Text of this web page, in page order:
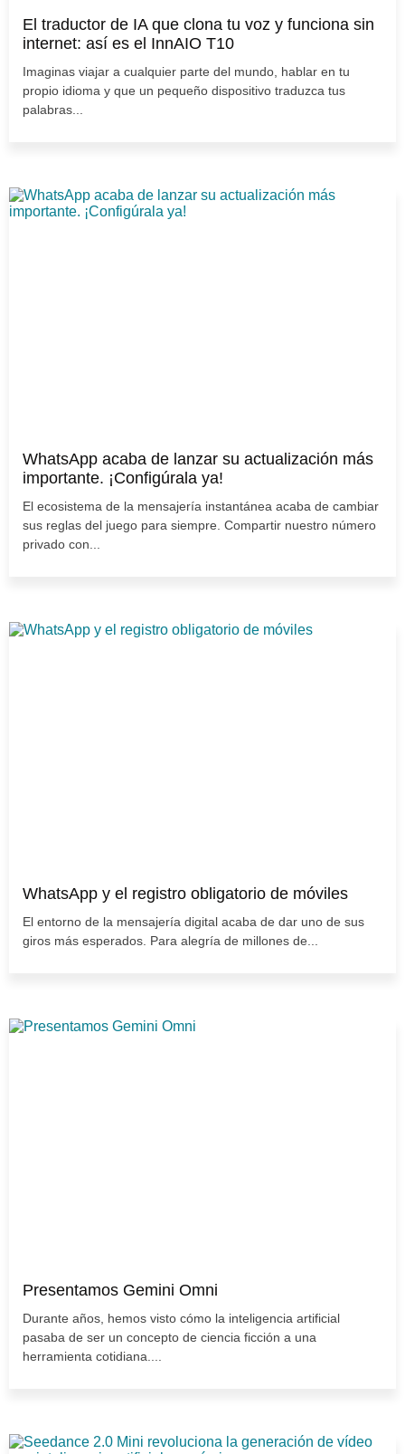
El traductor de IA que clona tu voz y funciona sin
internet: así es el InnAIO T10
Imaginas viajar a cualquier parte del mundo, hablar en tu
propio idioma y que un pequeño dispositivo traduzca tus
palabras...
WhatsApp acaba de lanzar su actualización más
importante. ¡Configúrala ya!
El ecosistema de la mensajería instantánea acaba de cambiar
sus reglas del juego para siempre. Compartir nuestro número
privado con...
WhatsApp y el registro obligatorio de móviles
El entorno de la mensajería digital acaba de dar uno de sus
giros más esperados. Para alegría de millones de...
Presentamos Gemini Omni
Durante años, hemos visto cómo la inteligencia artificial
pasaba de ser un concepto de ciencia ficción a una
herramienta cotidiana....